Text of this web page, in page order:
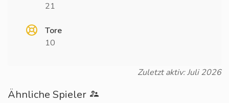
21
Tore
10
Zuletzt aktiv: Juli 2026
Ähnliche Spieler